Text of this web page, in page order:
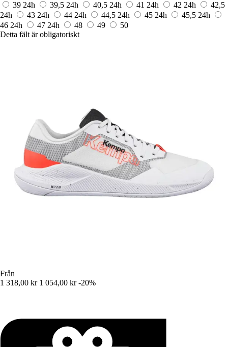
39 24h 39,5 24h 40,5 24h 41 24h 42 24h
42,5
24h
43 24h 44 24h 44,5 24h 45 24h 45,5 24h
46 24h 47 24h 48 49
50
Detta fält är obligatoriskt
Från
1 318,00 kr 1 054,00 kr -20%